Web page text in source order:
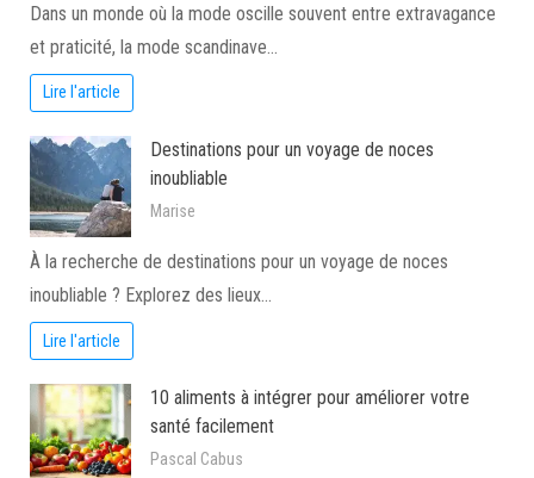
Dans un monde où la mode oscille souvent entre extravagance
et praticité, la mode scandinave…
Lire l'article
Destinations pour un voyage de noces
inoubliable
Marise
À la recherche de destinations pour un voyage de noces
inoubliable ? Explorez des lieux…
Lire l'article
10 aliments à intégrer pour améliorer votre
santé facilement
Pascal Cabus